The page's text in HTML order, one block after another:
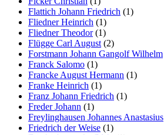
Flattich Johann Friedrich (1)
Fliedner Heinrich (1)
Fliedner Theodor(1)
Flügge Carl August (2)
Forstmann Johann Gangolf Wilhelm
Franck Salomo (1)
Francke August Hermann (1)
Franke Heinrich (1)
Franz Johann Friedrich (1)
Freder Johann (1)
Freylinghausen Johannes Anastasius
Friedrich der Weise (1)